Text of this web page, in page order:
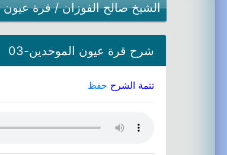
الشيخ صالح الفوزان/قرة عيون
شرح قرة عيون الموحدين-03
تتمة الشرح حفظ